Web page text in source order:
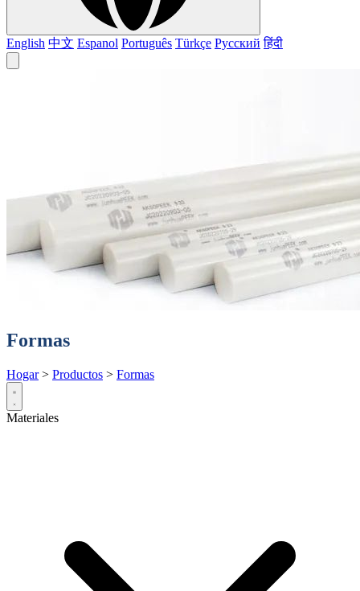
English 中文 Espanol Português Türkçe Русский हिंदी
Formas
Hogar> Productos > Formas
Materiales